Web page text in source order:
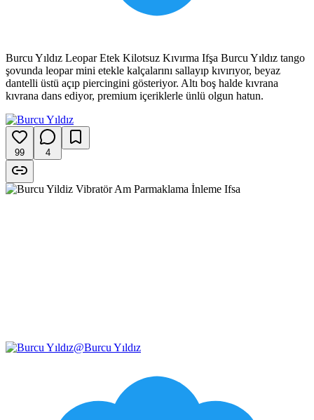
Burcu Yıldız Leopar Etek Kilotsuz Kıvırma Ifşa Burcu Yıldız tango
şovunda leopar mini etekle kalçalarını sallayıp kıvırıyor, beyaz
dantelli üstü açıp piercingini gösteriyor. Altı boş halde kıvrana
kıvrana dans ediyor, premium içeriklerle ünlü olgun hatun.
99 4
@Burcu Yıldız